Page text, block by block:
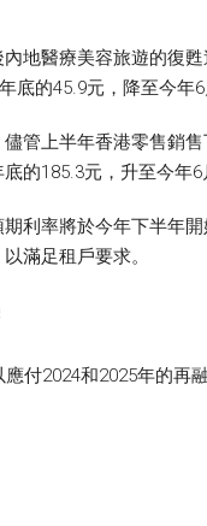
地醫療美容旅遊的復
底的45.9元，降至今年
管上半年香港零售銷
的185.3元，升至今年6
利率將於今年下半年
滿足租戶要求。
付2024和2025年的